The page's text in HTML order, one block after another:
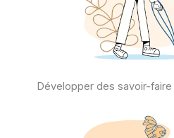
Développer des savoir-